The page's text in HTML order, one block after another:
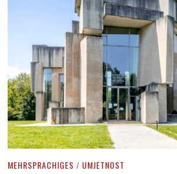
MEHRSPRACHIGES / UMJETNOST